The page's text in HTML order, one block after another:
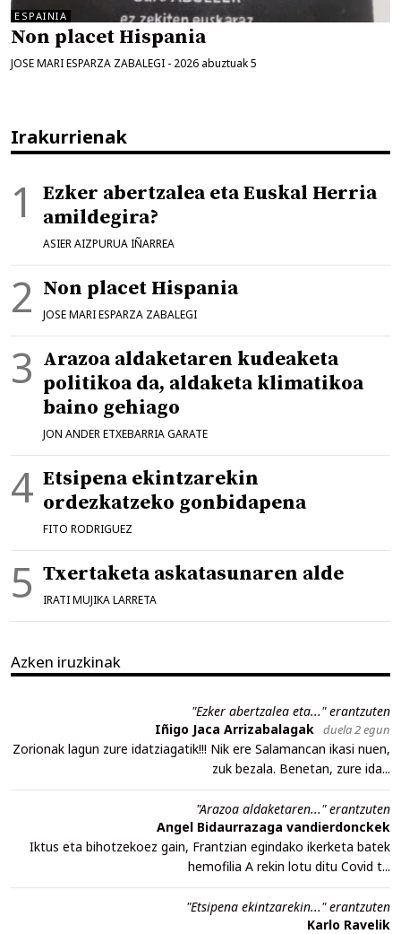
ESPAINIA
Non placet Hispania
JOSE MARI ESPARZA ZABALEGI - 2026 abuztuak 5
Irakurrienak
Ezker abertzalea eta Euskal Herria
amildegira?
ASIER AIZPURUA IÑARREA
Non placet Hispania
JOSE MARI ESPARZA ZABALEGI
Arazoa aldaketaren kudeaketa
politikoa da, aldaketa klimatikoa
baino gehiago
JON ANDER ETXEBARRIA GARATE
Etsipena ekintzarekin
ordezkatzeko gonbidapena
FITO RODRIGUEZ
Txertaketa askatasunaren alde
IRATI MUJIKA LARRETA
Azken iruzkinak
"Ezker abertzalea eta..." erantzuten
Iñigo Jaca Arrizabalagak duela 2 egun
Zorionak lagun zure idatziagatik!!! Nik ere Salamancan ikasi nuen,
zuk bezala. Benetan, zure ida...
"Arazoa aldaketaren..." erantzuten
Angel Bidaurrazaga vandierdonckek
Iktus eta bihotzekoez gain, Frantzian egindako ikerketa batek
hemofilia A rekin lotu ditu Covid t...
"Etsipena ekintzarekin..." erantzuten
Karlo Ravelik